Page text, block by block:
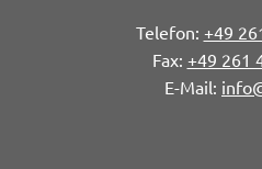
+49
+49 261